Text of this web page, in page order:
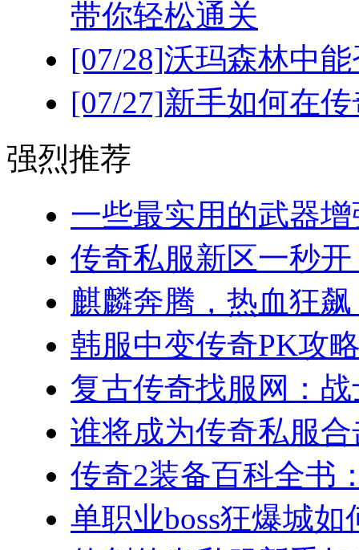
带你轻松通关
[07/28]沃玛森林中
[07/27]新手如何在
强烈推荐
一些最实用的武器
传奇私服新区一秒开
麒麟奔腾，热血狂
韩服中变传奇PK攻
复古传奇找服网：
谁将成为传奇私服
传奇2装备百科全书
单职业boss狂爆城